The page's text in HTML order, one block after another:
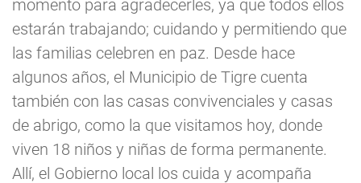
momento para agradecerles, ya que todos ellos
estarán trabajando; cuidando y permitiendo que
las familias celebren en paz. Desde hace
algunos años, el Municipio de Tigre cuenta
también con las casas convivenciales y casas
de abrigo, como la que visitamos hoy, donde
viven 18 niños y niñas de forma permanente.
Allí, el Gobierno local los cuida y acompaña